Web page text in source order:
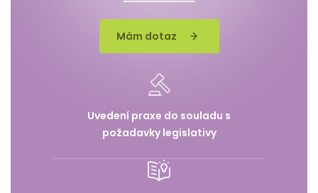
Mám dotaz
Uvedení praxe do souladu s
požadavky legislativy